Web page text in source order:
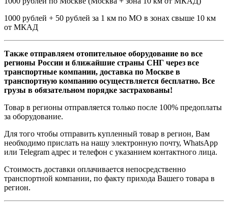
1000 рублей + 50 рублей за 1 км по МО в зонах свыше 10 км
от МКАД
Также отправляем отопительное оборудование во все
регионы России и ближайшие страны СНГ через все
транспортные компании, доставка по Москве в
транспортную компанию осуществляется бесплатно. Все
грузы в обязательном порядке застрахованы!
Товар в регионы отправляется только после 100% предоплаты
за оборудование.
Для того чтобы отправить купленный товар в регион, Вам
необходимо прислать на нашу электронную почту, WhatsApp
или Telegram адрес и телефон с указанием контактного лица.
Стоимость доставки оплачивается непосредственно
транспортной компании, по факту прихода Вашего товара в
регион.